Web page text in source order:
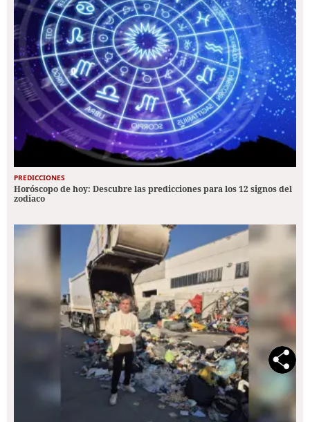
PREDICCIONES
Horóscopo de hoy: Descubre las predicciones para los 12 signos del
zodiaco